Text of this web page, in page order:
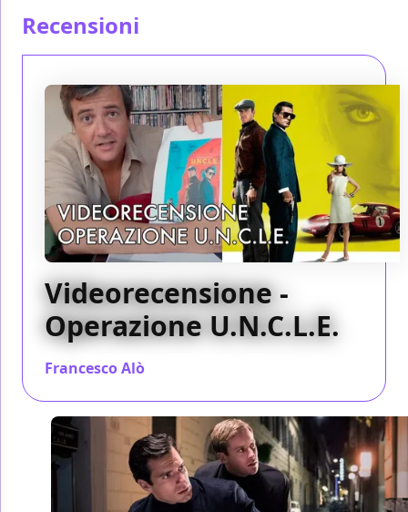
Recensioni
Videorecensione -
Operazione U.N.C.L.E.
Francesco Alò